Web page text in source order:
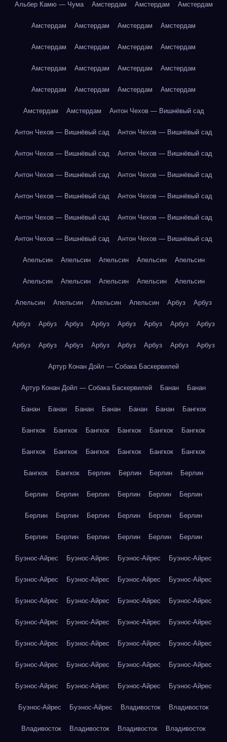
Альбер Камю — Чума Амстердам Амстердам Амстердам
Амстердам Амстердам Амстердам Амстердам
Амстердам Амстердам Амстердам Амстердам
Амстердам Амстердам Амстердам Амстердам
Амстердам Амстердам Амстердам Амстердам
Амстердам Амстердам Антон Чехов — Вишнёвый сад
Антон Чехов — Вишнёвый сад Антон Чехов — Вишнёвый сад
Антон Чехов — Вишнёвый сад Антон Чехов — Вишнёвый сад
Антон Чехов — Вишнёвый сад Антон Чехов — Вишнёвый сад
Антон Чехов — Вишнёвый сад Антон Чехов — Вишнёвый сад
Антон Чехов — Вишнёвый сад Антон Чехов — Вишнёвый сад
Антон Чехов — Вишнёвый сад Антон Чехов — Вишнёвый сад
Апельсин Апельсин Апельсин Апельсин Апельсин
Апельсин Апельсин Апельсин Апельсин Апельсин
Апельсин Апельсин Апельсин Апельсин Арбуз Арбуз
Арбуз Арбуз Арбуз Арбуз Арбуз Арбуз Арбуз Арбуз
Арбуз Арбуз Арбуз Арбуз Арбуз Арбуз Арбуз Арбуз
Артур Конан Дойл — Собака Баскервилей
Артур Конан Дойл — Собака Баскервилей Банан Банан
Банан Банан Банан Банан Банан Банан Бангкок
Бангкок Бангкок Бангкок Бангкок Бангкок Бангкок
Бангкок Бангкок Бангкок Бангкок Бангкок Бангкок
Бангкок Бангкок Берлин Берлин Берлин Берлин
Берлин Берлин Берлин Берлин Берлин Берлин
Берлин Берлин Берлин Берлин Берлин Берлин
Берлин Берлин Берлин Берлин Берлин Берлин
Буэнос-Айрес Буэнос-Айрес Буэнос-Айрес Буэнос-Айрес
Буэнос-Айрес Буэнос-Айрес Буэнос-Айрес Буэнос-Айрес
Буэнос-Айрес Буэнос-Айрес Буэнос-Айрес Буэнос-Айрес
Буэнос-Айрес Буэнос-Айрес Буэнос-Айрес Буэнос-Айрес
Буэнос-Айрес Буэнос-Айрес Буэнос-Айрес Буэнос-Айрес
Буэнос-Айрес Буэнос-Айрес Буэнос-Айрес Буэнос-Айрес
Буэнос-Айрес Буэнос-Айрес Буэнос-Айрес Буэнос-Айрес
Буэнос-Айрес Буэнос-Айрес Владивосток Владивосток
Владивосток Владивосток Владивосток Владивосток